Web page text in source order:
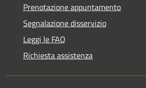
Prenotazione appuntamento
Segnalazione disservizio
Leggi le FAQ
Richiesta assistenza